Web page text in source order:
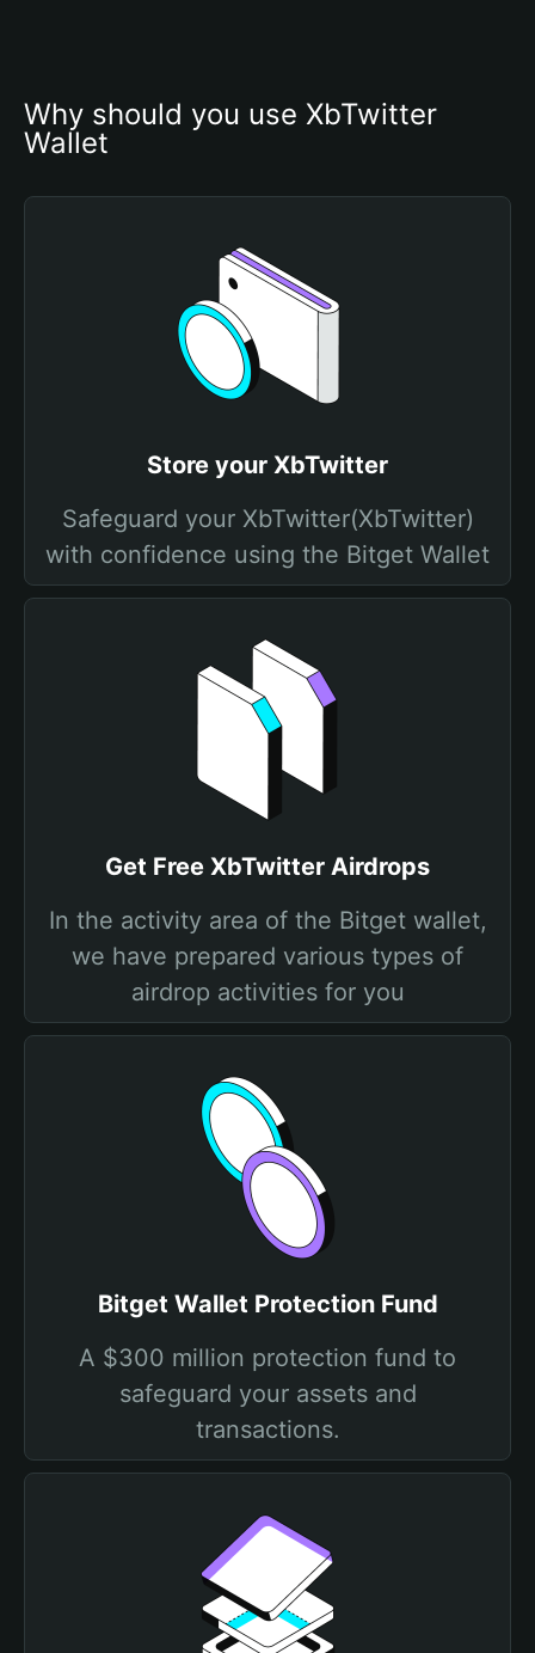
Why should you use XbTwitter
Wallet
Store your XbTwitter
Safeguard your XbTwitter(XbTwitter)
with confidence using the Bitget Wallet
Get Free XbTwitter Airdrops
In the activity area of the Bitget wallet,
we have prepared various types of
airdrop activities for you
Bitget Wallet Protection Fund
A $300 million protection fund to
safeguard your assets and
transactions.